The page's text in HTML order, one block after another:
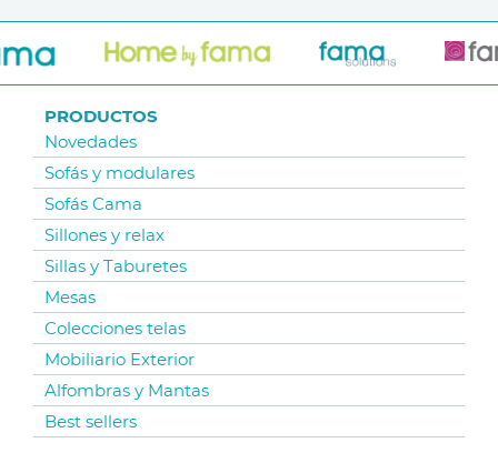
PRODUCTOS
Novedades
Sofás y modulares
Sofás Cama
Sillones y relax
Sillas y Taburetes
Mesas
Colecciones telas
Mobiliario Exterior
Alfombras y Mantas
Best sellers